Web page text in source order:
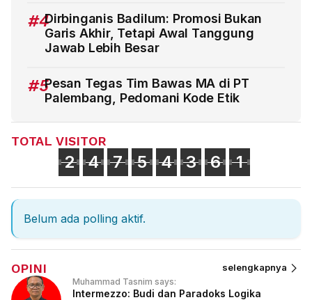
#4Dirbinganis Badilum: Promosi Bukan
Garis Akhir, Tetapi Awal Tanggung
Jawab Lebih Besar
#5Pesan Tegas Tim Bawas MA di PT
Palembang, Pedomani Kode Etik
TOTAL VISITOR
2 4 7 5 4 3 6 1
Belum ada polling aktif.
OPINI selengkapnya
Muhammad Tasnim says:
Intermezzo: Budi dan Paradoks Logika